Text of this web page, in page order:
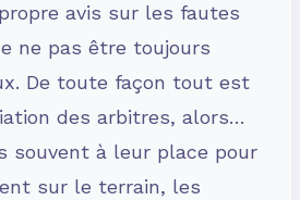
avis sur les fautes
ne pas être toujours
De toute façon tout est
des arbitres, alors…
souvent à leur place pour
sur le terrain, les